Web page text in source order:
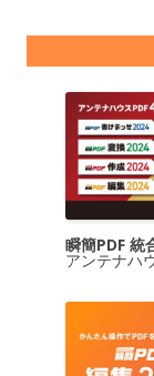
瞬簡PDF 統
アンテナハ